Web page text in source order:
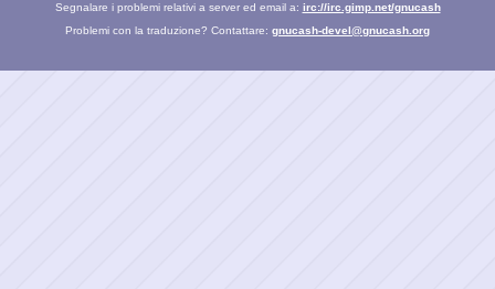
Segnalare i problemi relativi a server ed email a: irc://irc.gimp.net/gnucash
Problemi con la traduzione? Contattare: gnucash-devel@gnucash.org